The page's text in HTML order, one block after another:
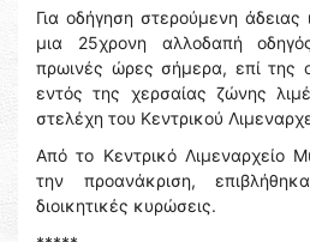
Για οδήγηση στερούμενη
μια 25χρονη αλλοδαπή
πρωινές ώρες σήμερα, επί της
εντός της χερσαίας ζώνης
στελέχη του Κεντρικού
Από το Κεντρικό Λιμεναρχείο
την προανάκριση,
διοικητικές κυρώσεις.